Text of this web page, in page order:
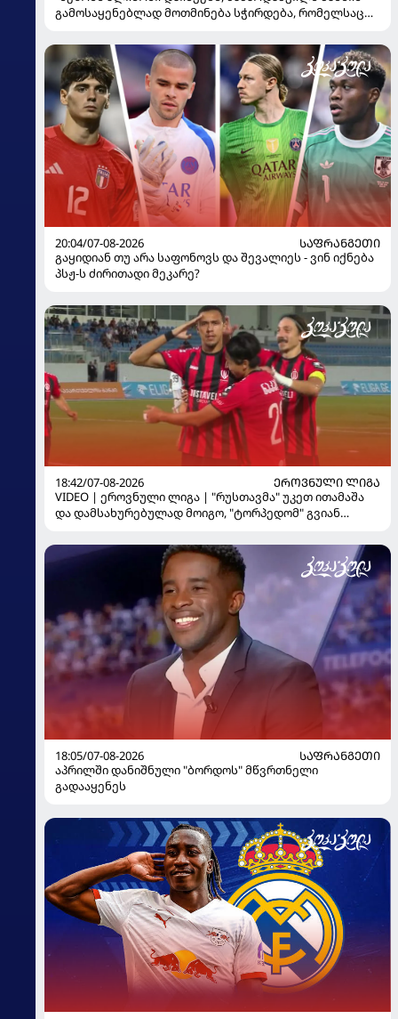
გამოსაყენებლად მოთმინება სჭირდება, რომელსაც
ყოფილმა მეკარემ
20:04/07-08-2026
ᲡᲐᲤᲠᲐᲜᲒᲔᲗᲘ
გაყიდიან თუ არა საფონოვს და შევალიეს - ვინ იქნება
პსჟ-ს ძირითადი მეკარე?
18:42/07-08-2026
ᲔᲠᲝᲕᲜᲣᲚᲘ ᲚᲘᲒᲐ
VIDEO | ეროვნული ლიგა | "რუსთავმა" უკეთ ითამაშა
და დამსახურებულად მოიგო, "ტორპედომ" გვიან
18:05/07-08-2026
ᲡᲐᲤᲠᲐᲜᲒᲔᲗᲘ
აპრილში დანიშნული "ბორდოს" მწვრთნელი
გადააყენეს